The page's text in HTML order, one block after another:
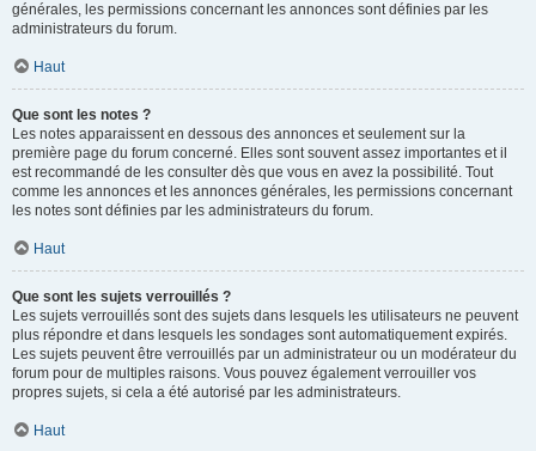
générales, les permissions concernant les annonces sont définies par les
administrateurs du forum.
Haut
Que sont les notes ?
Les notes apparaissent en dessous des annonces et seulement sur la
première page du forum concerné. Elles sont souvent assez importantes et il
est recommandé de les consulter dès que vous en avez la possibilité. Tout
comme les annonces et les annonces générales, les permissions concernant
les notes sont définies par les administrateurs du forum.
Haut
Que sont les sujets verrouillés ?
Les sujets verrouillés sont des sujets dans lesquels les utilisateurs ne peuvent
plus répondre et dans lesquels les sondages sont automatiquement expirés.
Les sujets peuvent être verrouillés par un administrateur ou un modérateur du
forum pour de multiples raisons. Vous pouvez également verrouiller vos
propres sujets, si cela a été autorisé par les administrateurs.
Haut